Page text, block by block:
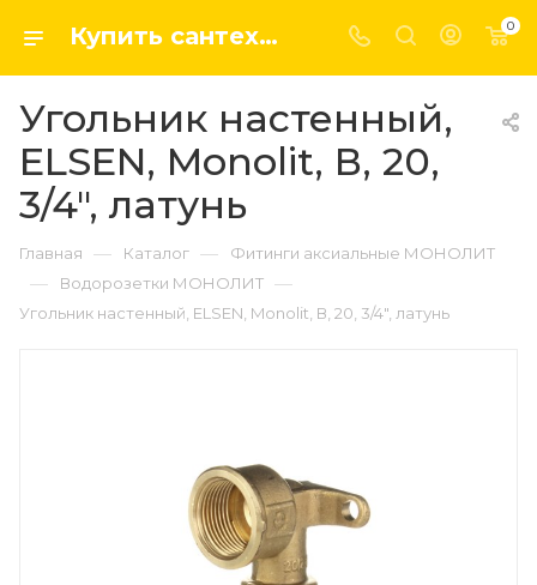
Купить сантехнику, системы отопление и водоснабжения оптом и в розницу в интернет-магазине elsen-opt.ru 0
Угольник настенный,
ELSEN, Monolit, В, 20,
3/4", латунь
Главная — Каталог — Фитинги аксиальные МОНОЛИТ
— Водорозетки МОНОЛИТ —
Угольник настенный, ELSEN, Monolit, В, 20, 3/4", латунь